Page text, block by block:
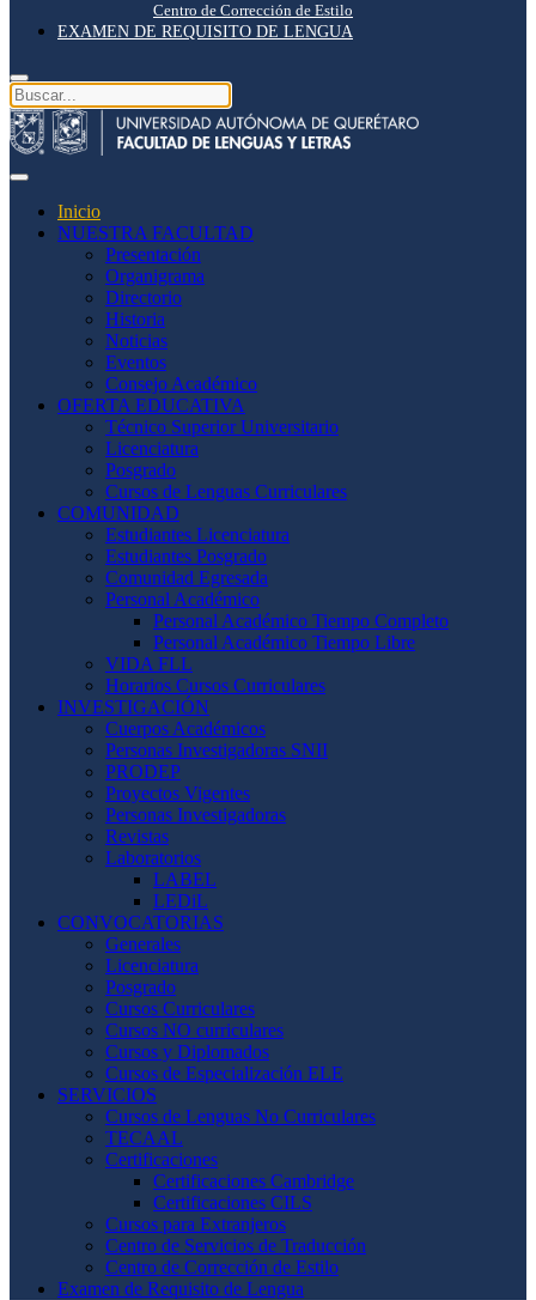
Centro de Corrección de Estilo
EXAMEN DE REQUISITO DE LENGUA
Inicio
NUESTRA FACULTAD
Presentación
Organigrama
Directorio
Historia
Noticias
Eventos
Consejo Académico
OFERTA EDUCATIVA
Técnico Superior Universitario
Licenciatura
Posgrado
Cursos de Lenguas Curriculares
COMUNIDAD
Estudiantes Licenciatura
Estudiantes Posgrado
Comunidad Egresada
Personal Académico
Personal Académico Tiempo Completo
Personal Académico Tiempo Libre
VIDA FLL
Horarios Cursos Curriculares
INVESTIGACIÓN
Cuerpos Académicos
Personas Investigadoras SNII
PRODEP
Proyectos Vigentes
Personas Investigadoras
Revistas
Laboratorios
LABEL
LEDiL
CONVOCATORIAS
Generales
Licenciatura
Posgrado
Cursos Curriculares
Cursos NO curriculares
Cursos y Diplomados
Cursos de Especialización ELE
SERVICIOS
Cursos de Lenguas No Curriculares
TECAAL
Certificaciones
Certificaciones Cambridge
Certificaciones CILS
Cursos para Extranjeros
Centro de Servicios de Traducción
Centro de Corrección de Estilo
Examen de Requisito de Lengua